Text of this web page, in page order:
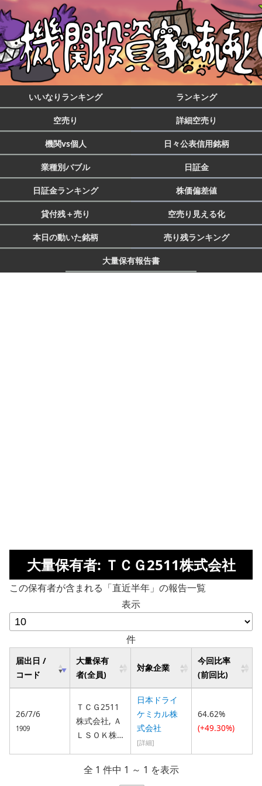
いいなりランキング ランキング
空売り 詳細空売り
機関vs個人 日々公表信用銘柄
業種別バブル 日証金
日証金ランキング 株価偏差値
貸付残＋売り 空売り見える化
本日の動いた銘柄 売り残ランキング
大量保有報告書
大量保有者: ＴＣＧ2511株式会社
この保有者が含まれる「直近半年」の報告一覧
表示
件
届出日 /
コード
大量保有
者(全員)
対象企業
今回比率
(前回比)
26/7/6
1909
ＴＣＧ2511
株式会社, Ａ
ＬＳＯＫ株
日本ドライ
ケミカル株
式会社
[詳細]
64.62%
(+49.30%)
全 1 件中 1 ～ 1 を表示